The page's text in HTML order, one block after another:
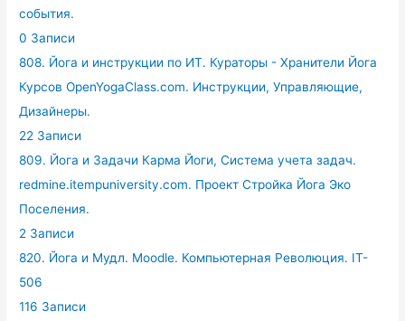
события.
0 Записи
808. Йога и инструкции по ИТ. Кураторы - Хранители Йога
Курсов OpenYogaClass.com. Инструкции, Управляющие,
Дизайнеры.
22 Записи
809. Йога и Задачи Карма Йоги, Система учета задач.
redmine.itempuniversity.com. Проект Стройка Йога Эко
Поселения.
2 Записи
820. Йога и Мудл. Moodle. Компьютерная Революция. IT-
506
116 Записи